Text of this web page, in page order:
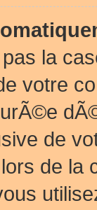
la
votre
de
de